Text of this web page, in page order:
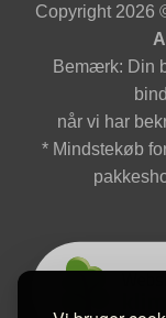
Copyright 2026
Bemærk: Din
når vi har
* Mindstekøb